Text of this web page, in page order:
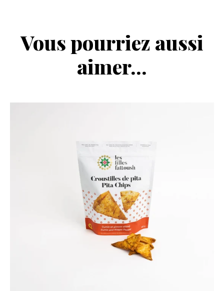
Vous pourriez aussi
aimer...